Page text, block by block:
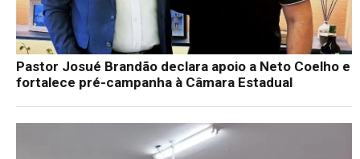
Pastor Josué Brandão declara apoio a Neto Coelho e
fortalece pré-campanha à Câmara Estadual